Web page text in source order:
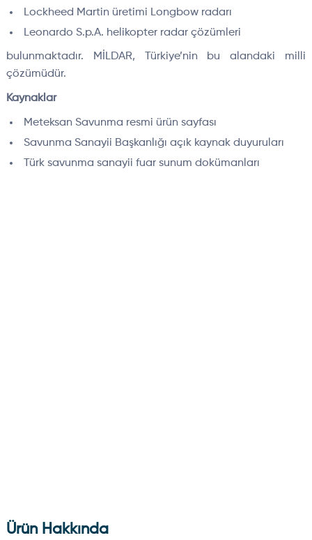
Lockheed Martin üretimi Longbow radarı
Leonardo S.p.A. helikopter radar çözümleri
bulunmaktadır. MİLDAR, Türkiye’nin bu alandaki milli
çözümüdür.
Kaynaklar
Meteksan Savunma resmi ürün sayfası
Savunma Sanayii Başkanlığı açık kaynak duyuruları
Türk savunma sanayii fuar sunum dokümanları
Ürün Hakkında